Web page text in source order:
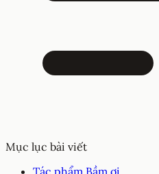
Mục lục bài viết
Tác phẩm Bầm ơi